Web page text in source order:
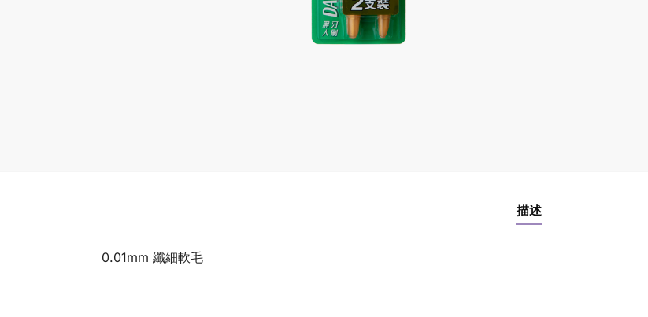
描述
0.01mm 纖細軟毛